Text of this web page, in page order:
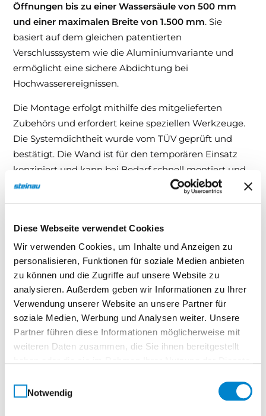
Diese Webseite verwendet Cookies
Wir verwenden Cookies, um Inhalte und Anzeigen zu
personalisieren, Funktionen für soziale Medien anbieten
zu können und die Zugriffe auf unsere Website zu
analysieren. Außerdem geben wir Informationen zu Ihrer
Verwendung unserer Website an unsere Partner für
soziale Medien, Werbung und Analysen weiter. Unsere
Partner führen diese Informationen möglicherweise mit
weiteren Daten zusammen, die Sie ihnen bereitgestellt
Notwendig
Öffnungen bis zu einer Wassersäule von 500 mm
und einer maximalen Breite von 1.500 mm. Sie
basiert auf dem gleichen patentierten
Verschlusssystem wie die Aluminiumvariante und
ermöglicht eine sichere Abdichtung bei
Hochwasserereignissen.
Die Montage erfolgt mithilfe des mitgelieferten
Zubehörs und erfordert keine speziellen Werkzeuge.
Die Systemdichtheit wurde vom TÜV geprüft und
bestätigt. Die Wand ist für den temporären Einsatz
konzipiert und kann bei Bedarf schnell montiert und
wieder demontiert werden.
Wasserschutz-Wand aus Holz, auf Maß
gefertigt:
Rastermaße in der Breite, festgelegte Höhe 500
mm
Hinweis: Die Auflagefläche der Bodendichtung
muss eben und glatt sein, um eine vollständige
Abdichtung zu gewährleisten.
Technische Daten: